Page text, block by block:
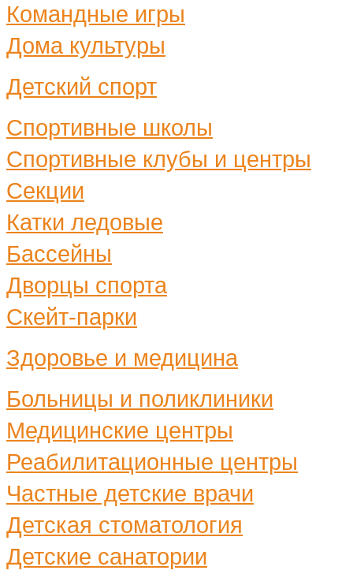
Командные игры
Дома культуры
Детский спорт
Спортивные школы
Спортивные клубы и центры
Секции
Катки ледовые
Бассейны
Дворцы спорта
Скейт-парки
Здоровье и медицина
Больницы и поликлиники
Медицинские центры
Реабилитационные центры
Частные детские врачи
Детская стоматология
Детские санатории